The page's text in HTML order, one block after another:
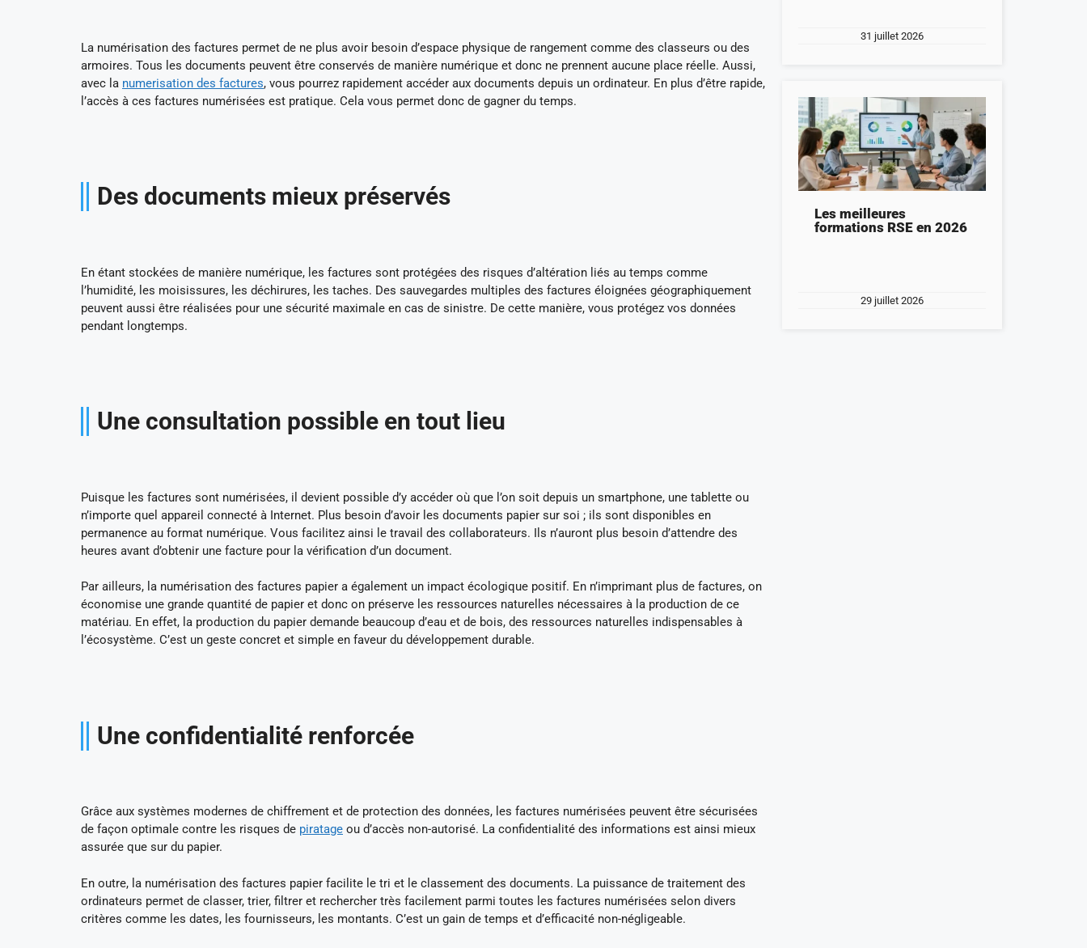
La numérisation des factures permet de ne plus avoir besoin d’espace physique de rangement comme des classeurs ou des
armoires. Tous les documents peuvent être conservés de manière numérique et donc ne prennent aucune place réelle. Aussi,
avec la numerisation des factures, vous pourrez rapidement accéder aux documents depuis un ordinateur. En plus d’être rapide,
l’accès à ces factures numérisées est pratique. Cela vous permet donc de gagner du temps.
Des documents mieux préservés
En étant stockées de manière numérique, les factures sont protégées des risques d’altération liés au temps comme
l’humidité, les moisissures, les déchirures, les taches. Des sauvegardes multiples des factures éloignées géographiquement
peuvent aussi être réalisées pour une sécurité maximale en cas de sinistre. De cette manière, vous protégez vos données
pendant longtemps.
Une consultation possible en tout lieu
Puisque les factures sont numérisées, il devient possible d’y accéder où que l’on soit depuis un smartphone, une tablette ou
n’importe quel appareil connecté à Internet. Plus besoin d’avoir les documents papier sur soi ; ils sont disponibles en
permanence au format numérique. Vous facilitez ainsi le travail des collaborateurs. Ils n’auront plus besoin d’attendre des
heures avant d’obtenir une facture pour la vérification d’un document.
Par ailleurs, la numérisation des factures papier a également un impact écologique positif. En n’imprimant plus de factures, on
économise une grande quantité de papier et donc on préserve les ressources naturelles nécessaires à la production de ce
matériau. En effet, la production du papier demande beaucoup d’eau et de bois, des ressources naturelles indispensables à
l’écosystème. C’est un geste concret et simple en faveur du développement durable.
Une confidentialité renforcée
Grâce aux systèmes modernes de chiffrement et de protection des données, les factures numérisées peuvent être sécurisées
de façon optimale contre les risques de piratage ou d’accès non-autorisé. La confidentialité des informations est ainsi mieux
assurée que sur du papier.
En outre, la numérisation des factures papier facilite le tri et le classement des documents. La puissance de traitement des
ordinateurs permet de classer, trier, filtrer et rechercher très facilement parmi toutes les factures numérisées selon divers
critères comme les dates, les fournisseurs, les montants. C’est un gain de temps et d’efficacité non-négligeable.
31 juillet 2026
Les meilleures
formations RSE en 2026
29 juillet 2026